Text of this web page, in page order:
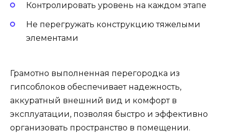
Контролировать уровень на каждом этапе
Не перегружать конструкцию тяжелыми
элементами
Грамотно выполненная перегородка из
гипсоблоков обеспечивает надежность,
аккуратный внешний вид и комфорт в
эксплуатации, позволяя быстро и эффективно
организовать пространство в помещении.